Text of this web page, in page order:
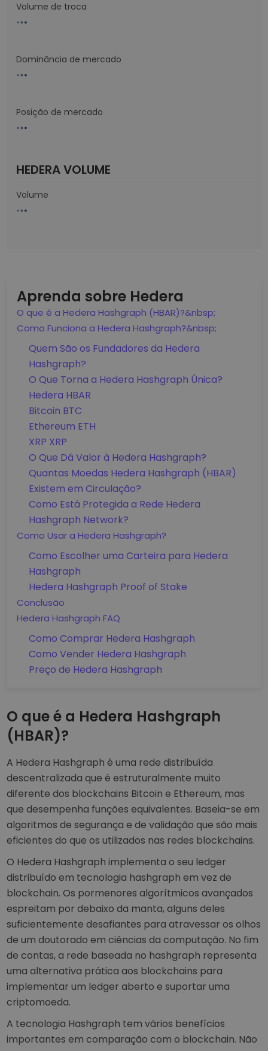
Aprenda sobre Hedera
O que é a Hedera Hashgraph (HBAR)?&nbsp;
Como Funciona a Hedera Hashgraph?&nbsp;
Quem São os Fundadores da Hedera
Hashgraph?
O Que Torna a Hedera Hashgraph Única?
Hedera HBAR
Bitcoin BTC
Ethereum ETH
XRP XRP
O Que Dá Valor à Hedera Hashgraph?
Quantas Moedas Hedera Hashgraph (HBAR)
Existem em Circulação?
Como Está Protegida a Rede Hedera
Hashgraph Network?
Como Usar a Hedera Hashgraph?
Como Escolher uma Carteira para Hedera
Hashgraph
Hedera Hashgraph Proof of Stake
Conclusão
Hedera Hashgraph FAQ
Como Comprar Hedera Hashgraph
Como Vender Hedera Hashgraph
Preço de Hedera Hashgraph
O que é a Hedera Hashgraph
(HBAR)?
A Hedera Hashgraph é uma rede distribuída
descentralizada que é estruturalmente muito
diferente dos blockchains Bitcoin e Ethereum, mas
que desempenha funções equivalentes. Baseia-se em
algoritmos de segurança e de validação que são mais
eficientes do que os utilizados nas redes blockchains.
O Hedera Hashgraph implementa o seu ledger
distribuído em tecnologia hashgraph em vez de
blockchain. Os pormenores algorítmicos avançados
espreitam por debaixo da manta, alguns deles
suficientemente desafiantes para atravessar os olhos
de um doutorado em ciências da computação. No fim
de contas, a rede baseada no hashgraph representa
uma alternativa prática aos blockchains para
implementar um ledger aberto e suportar uma
criptomoeda.
A tecnologia Hashgraph tem vários benefícios
importantes em comparação com o blockchain. Não
Volume de troca
Dominância de mercado
Posição de mercado
HEDERA VOLUME
Volume